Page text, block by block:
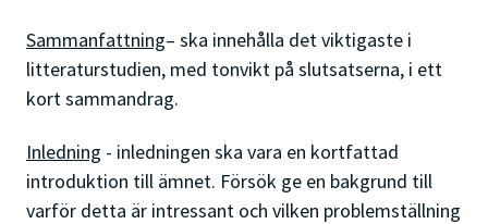
Sammanfattning– ska innehålla det viktigaste i
litteraturstudien, med tonvikt på slutsatserna, i ett
kort sammandrag.
Inledning - inledningen ska vara en kortfattad
introduktion till ämnet. Försök ge en bakgrund till
varför detta är intressant och vilken problemställning